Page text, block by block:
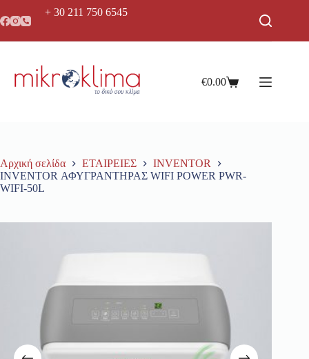
+ 30 211 750 6545
€0.00
Αρχική σελίδα ΕΤΑΙΡΕΙΕΣ
INVENTOR
INVENTOR ΑΦΥΓΡΑΝΤΗΡΑΣ WIFI POWER PWR-
WIFI-50L